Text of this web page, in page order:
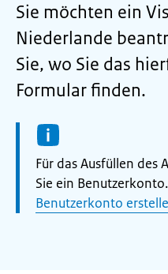
Sie möchten ein
Niederlande
Sie, wo Sie das
Formular finden.
Informatie:
Für das Ausfüllen
Sie ein Benutzerkonto.
Benutzerkonto